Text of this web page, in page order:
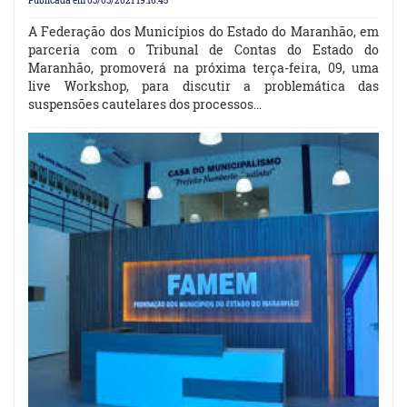
A Federação dos Municípios do Estado do Maranhão, em
parceria com o Tribunal de Contas do Estado do
Maranhão, promoverá na próxima terça-feira, 09, uma
live Workshop, para discutir a problemática das
suspensões cautelares dos processos…